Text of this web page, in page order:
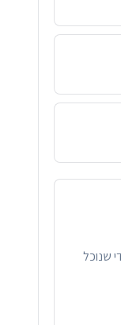
שנוכל